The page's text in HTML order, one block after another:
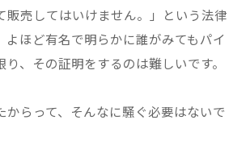
販売してはいけません。」という法律
よほど有名で明らかに誰がみてもパイ
、その証明をするのは難しいです。
からって、そんなに騒ぐ必要はないで